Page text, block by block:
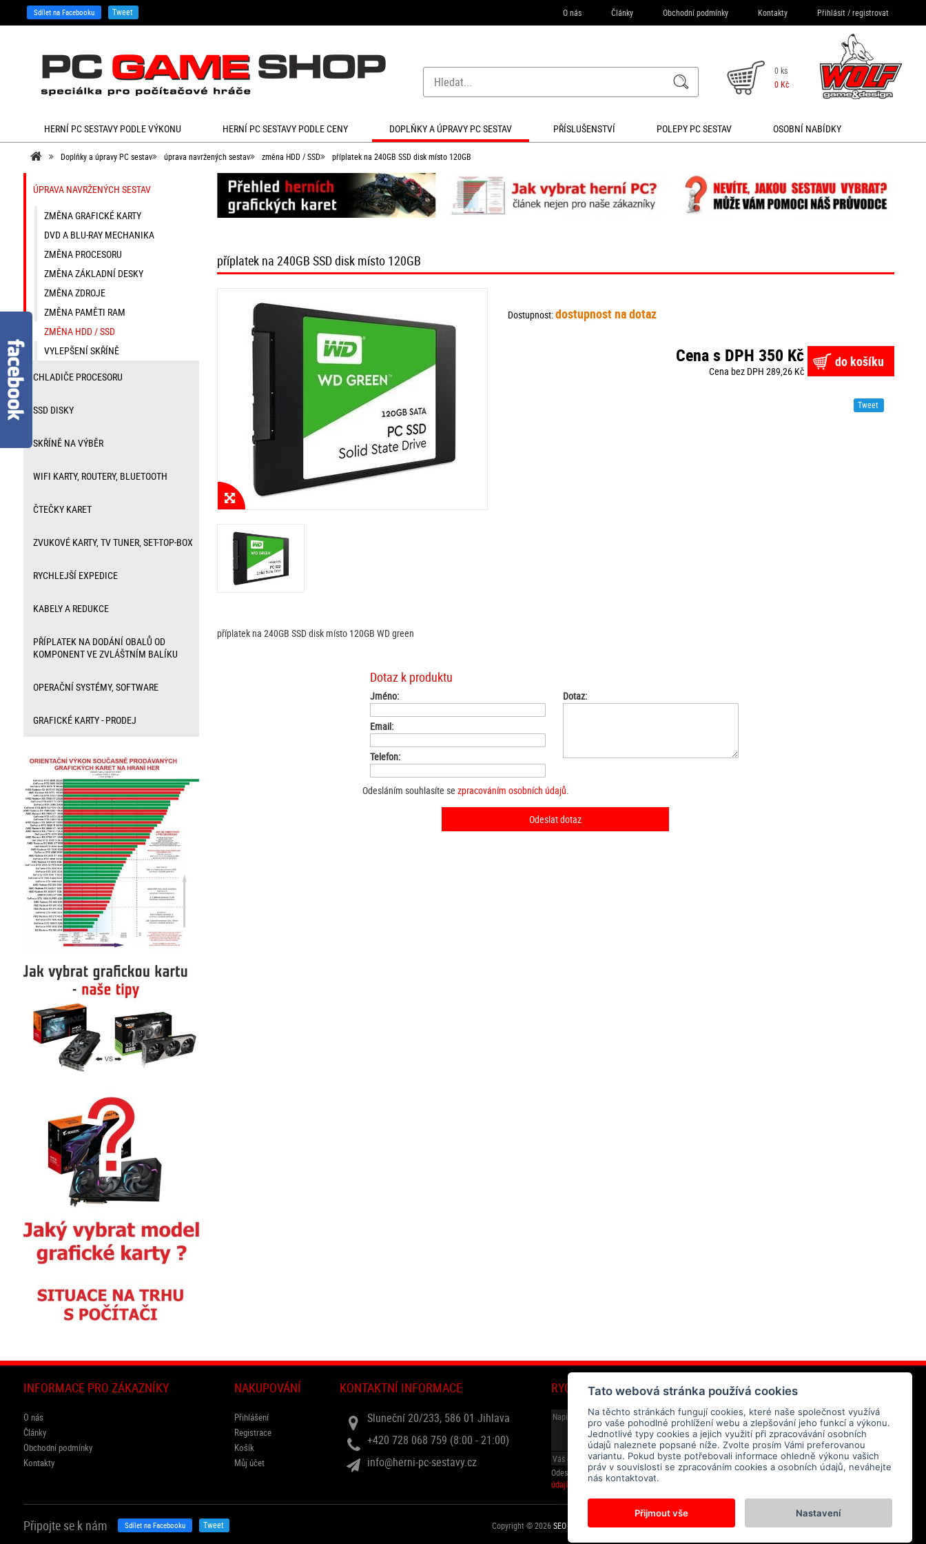
Sdílet na Facebooku Tweet O nás Články Obchodní podmínky Kontakty Přihlásit /registrovat
0 ks
0 Kč
HERNÍ PC SESTAVY PODLE VÝKONU HERNÍ PC SESTAVY PODLE CENY DOPLŇKY A ÚPRAVY PC SESTAV PŘÍSLUŠENSTVÍ POLEPY PC SESTAV OSOBNÍ NABÍDKY
Doplňky a úpravy PC sestav úprava navržených sestav změna HDD / SSD příplatek na 240GB SSD disk místo 120GB
ÚPRAVA NAVRŽENÝCH SESTAV
ZMĚNA GRAFICKÉ KARTY
DVD A BLU-RAY MECHANIKA
ZMĚNA PROCESORU
ZMĚNA ZÁKLADNÍ DESKY
ZMĚNA ZDROJE
ZMĚNA PAMĚTI RAM
ZMĚNA HDD / SSD
VYLEPŠENÍ SKŘÍNĚ
CHLADIČE PROCESORU
SSD DISKY
SKŘÍNĚ NA VÝBĚR
WIFI KARTY, ROUTERY, BLUETOOTH
ČTEČKY KARET
ZVUKOVÉ KARTY, TV TUNER, SET-TOP-BOX
RYCHLEJŠÍ EXPEDICE
KABELY A REDUKCE
PŘÍPLATEK NA DODÁNÍ OBALŮ OD
KOMPONENT VE ZVLÁŠTNÍM BALÍKU
OPERAČNÍ SYSTÉMY, SOFTWARE
GRAFICKÉ KARTY - PRODEJ
příplatek na 240GB SSD disk místo 120GB
Dostupnost:dostupnost na dotaz
Cena s DPH 350 Kč
Cena bez DPH 289,26 Kč
do košíku
Tweet
příplatek na 240GB SSD disk místo 120GB WD green
Dotaz k produktu
Jméno:
Email:
Telefon:
Dotaz:
Odesláním souhlasíte sezpracováním osobních údajů.
INFORMACE PRO ZÁKAZNÍKY
O nás
Články
Obchodní podmínky
Kontakty
NAKUPOVÁNÍ
Přihlášení
Registrace
Košík
Můj účet
KONTAKTNÍ INFORMACE
Sluneční 20/233, 586 01 Jihlava
+420 728 068 759 (8:00 - 21:00)
info@herni-pc-sestavy.cz
RYCHLÝ DOTAZ
Odesláním souhlasíte sezpracováním osobních
údajů
Připojte se k nám Sdílet na Facebooku Tweet Copyright © 2026SEO kvalitně. All rights reserved.Nastavení cookies.
Tato webová stránka používá cookies
Na těchto stránkách fungují cookies, které naše společnost využívá
pro vaše pohodlné prohlížení webu a zlepšování jeho funkcí a výkonu.
Jednotlivé typy cookies a jejich využití při zpracovávání osobních
údajů naleznete popsané níže. Zvolte prosím Vámi preferovanou
variantu. Pokud byste potřebovali informace ohledně výkonu vašich
práv v souvislosti se zpracováním cookies a osobních údajů, neváhejte
nás kontaktovat.
Přijmout vše Nastavení